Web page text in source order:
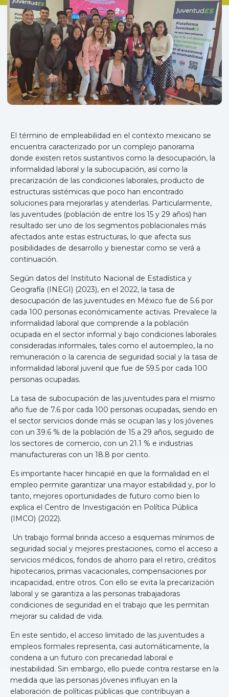
El término de empleabilidad en el contexto mexicano se
encuentra caracterizado por un complejo panorama
donde existen retos sustantivos como la desocupación, la
informalidad laboral y la subocupación, así como la
precarización de las condiciones laborales, producto de
estructuras sistémicas que poco han encontrado
soluciones para mejorarlas y atenderlas. Particularmente,
las juventudes (población de entre los 15 y 29 años) han
resultado ser uno de los segmentos poblacionales más
afectados ante estas estructuras, lo que afecta sus
posibilidades de desarrollo y bienestar como se verá a
continuación.
Según datos del Instituto Nacional de Estadística y
Geografía (INEGI) (2023), en el 2022, la tasa de
desocupación de las juventudes en México fue de 5.6 por
cada 100 personas económicamente activas. Prevalece la
informalidad laboral que comprende a la población
ocupada en el sector informal y bajo condiciones laborales
consideradas informales, tales como el autoempleo, la no
remuneración o la carencia de seguridad social y la tasa de
informalidad laboral juvenil que fue de 59.5 por cada 100
personas ocupadas.
La tasa de subocupación de las juventudes para el mismo
año fue de 7.6 por cada 100 personas ocupadas, siendo en
el sector servicios donde más se ocupan las y los jóvenes
con un 39.6 % de la población de 15 a 29 años, seguido de
los sectores de comercio, con un 21.1 % e industrias
manufactureras con un 18.8 por ciento.
Es importante hacer hincapié en que la formalidad en el
empleo permite garantizar una mayor estabilidad y, por lo
tanto, mejores oportunidades de futuro como bien lo
explica el Centro de Investigación en Política Pública
(IMCO) (2022).
Un trabajo formal brinda acceso a esquemas mínimos de
seguridad social y mejores prestaciones, como el acceso a
servicios médicos, fondos de ahorro para el retiro, créditos
hipotecarios, primas vacacionales, compensaciones por
incapacidad, entre otros. Con ello se evita la precarización
laboral y se garantiza a las personas trabajadoras
condiciones de seguridad en el trabajo que les permitan
mejorar su calidad de vida.
En este sentido, el acceso limitado de las juventudes a
empleos formales representa, casi automáticamente, la
condena a un futuro con precariedad laboral e
inestabilidad. Sin embargo, ello puede contra restarse en la
medida que las personas jóvenes influyan en la
elaboración de políticas públicas que contribuyan a